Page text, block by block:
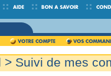
> Suivi de mes